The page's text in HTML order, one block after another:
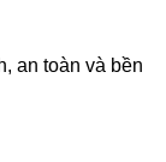
an toàn và bền